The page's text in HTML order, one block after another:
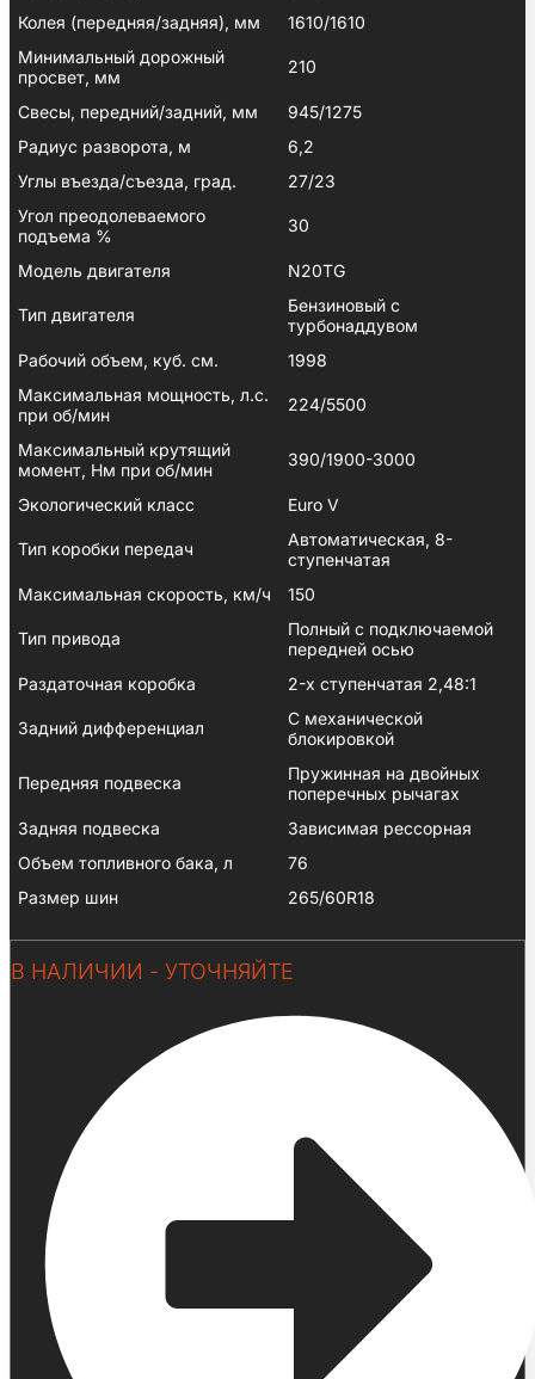
Колея (передняя/задняя), мм
1610/1610
Минимальный дорожный
просвет, мм
210
Свесы, передний/задний, мм
945/1275
Радиус разворота, м
6,2
Углы въезда/съезда, град.
27/23
Угол преодолеваемого
подъема %
30
Модель двигателя N20TG
Тип двигателя
Бензиновый с
турбонаддувом
Рабочий объем, куб. см.
1998
Максимальная мощность, л.с.
при об/мин
224/5500
Максимальный крутящий
момент, Нм при об/мин
390/1900-3000
Экологический класс Euro V
Тип коробки передач
Автоматическая, 8-
ступенчатая
Максимальная скорость, км/ч
150
Тип привода
Полный с подключаемой
передней осью
Раздаточная коробка
2-х ступенчатая 2,48:1
Задний дифференциал
С механической
блокировкой
Передняя подвеска
Пружинная на двойных
поперечных рычагах
Задняя подвеска
Зависимая рессорная
Объем топливного бака, л
76
Размер шин
265/60R18
В НАЛИЧИИ - УТОЧНЯЙТЕ